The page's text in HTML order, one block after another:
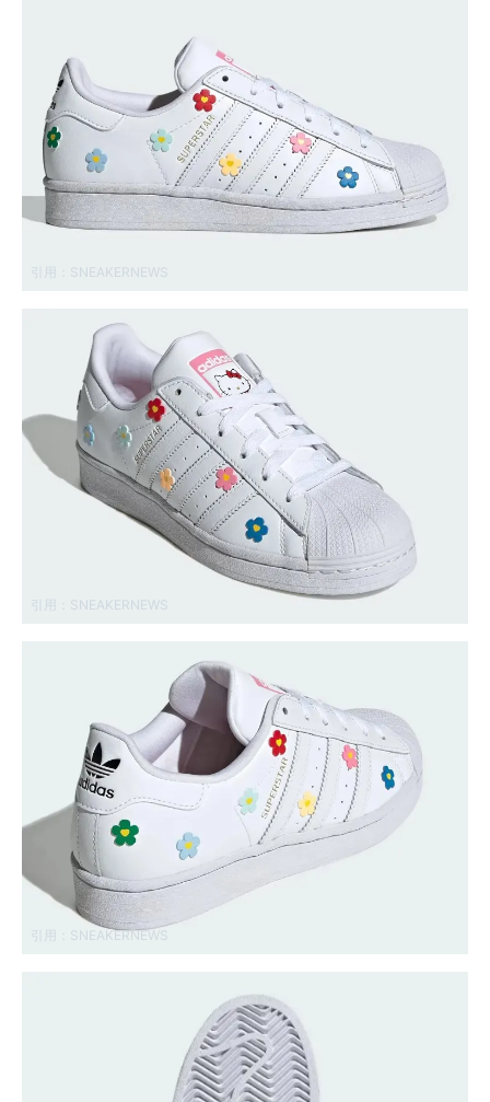
引用： SNEAKERNEWS
引用： SNEAKERNEWS
引用： SNEAKERNEWS